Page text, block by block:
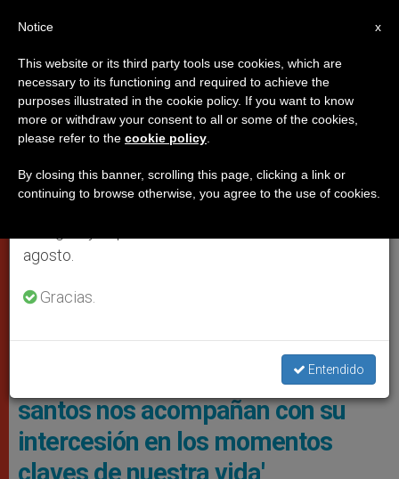
PAPAS
El Papa en la audiencia: 'Los
santos nos acompañan con su
intercesión en los momentos
claves de nuestra vida'
×
Aviso importante
Del 27 de julio al 7 de agosto haremos la pausa
anual, aprovechando que en el periodo de verano
se generan menos informaciones y también el
agosto.
Gracias.
Entendido
x
Notice
This website or its third party tools use cookies, which are
necessary to its functioning and required to achieve the
purposes illustrated in the cookie policy. If you want to know
more or withdraw your consent to all or some of the cookies,
please refer to the cookie policy
By closing this banner, scrolling this page, clicking a link or
continuing to browse otherwise, you agree to the use of cookies.